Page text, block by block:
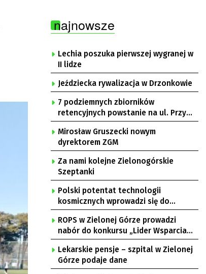
najnowsze
Lechia poszuka pierwszej wygranej w
II lidze
Jeździecka rywalizacja w Drzonkowie
7 podziemnych zbiorników
retencyjnych powstanie na ul. Przy
Gazowni
Mirosław Gruszecki nowym
dyrektorem ZGM
Za nami kolejne Zielonogórskie
Szeptanki
Polski potentat technologii
kosmicznych wprowadzi się do
Zielonej Góry
ROPS w Zielonej Górze prowadzi
nabór do konkursu „Lider Wsparcia
Seniora”
Lekarskie pensje – szpital w Zielonej
Górze podaje dane